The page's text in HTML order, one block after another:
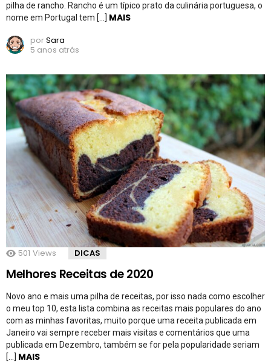
pilha de rancho. Rancho é um típico prato da culinária portuguesa, o
nome em Portugal tem […] MAIS
porSara
5 anos atrás
501 Views DICAS
Melhores Receitas de 2020
Novo ano e mais uma pilha de receitas, por isso nada como escolher
o meu top 10, esta lista combina as receitas mais populares do ano
com as minhas favoritas, muito porque uma receita publicada em
Janeiro vai sempre receber mais visitas e comentários que uma
publicada em Dezembro, também se for pela popularidade seriam
[…] MAIS